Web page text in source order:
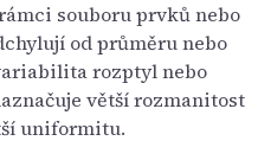
souboru prvků nebo
od průměru nebo
rozptyl nebo
větší rozmanitost
uniformitu.